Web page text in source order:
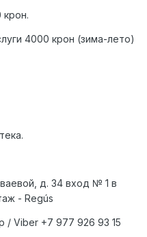
4000 крон (зима-лето)
д. 34 вход № 1 в
- Regús
/ Viber +7 977 926 93 15